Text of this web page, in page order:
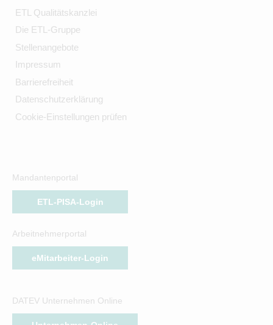
ETL Qualitätskanzlei
Die ETL-Gruppe
Stellenangebote
Impressum
Barrierefreiheit
Datenschutzerklärung
Cookie-Einstellungen prüfen
Mandantenportal
ETL-PISA-Login
Arbeitnehmerportal
eMitarbeiter-Login
DATEV Unternehmen Online